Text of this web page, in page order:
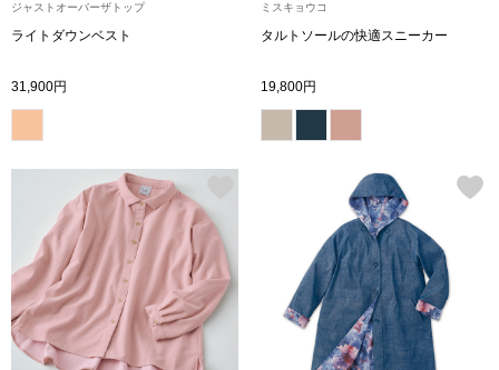
スカート
パンツ／スラ
ワイド･ガウチ
ジャストオーバーザトップ
ライトダウンベスト
31,900円
ミスキョウコ
タルトソールの快適スニーカー
19,800円